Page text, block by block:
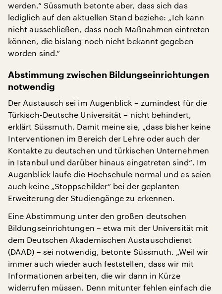
werden.“ Süssmuth betonte aber, dass sich das
lediglich auf den aktuellen Stand beziehe: „Ich kann
nicht ausschließen, dass noch Maßnahmen eintreten
können, die bislang noch nicht bekannt gegeben
worden sind.“
Abstimmung zwischen Bildungseinrichtungen
notwendig
Der Austausch sei im Augenblick – zumindest für die
Türkisch-Deutsche Universität – nicht behindert,
erklärt Süssmuth. Damit meine sie, „dass bisher keine
Interventionen im Bereich der Lehre oder auch der
Kontakte zu deutschen und türkischen Unternehmen
in Istanbul und darüber hinaus eingetreten sind“. Im
Augenblick laufe die Hochschule normal und es seien
auch keine „Stoppschilder“ bei der geplanten
Erweiterung der Studiengänge zu erkennen.
Eine Abstimmung unter den großen deutschen
Bildungseinrichtungen – etwa mit der Universität mit
dem Deutschen Akademischen Austauschdienst
(DAAD) – sei notwendig, betonte Süssmuth. „Weil wir
immer auch wieder auch feststellen, dass wir mit
Informationen arbeiten, die wir dann in Kürze
widerrufen müssen. Denn mitunter fehlen einfach die